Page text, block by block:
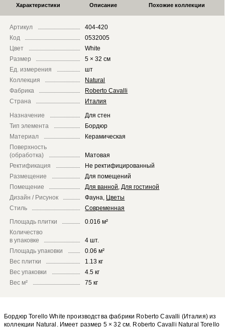
Характеристики Описание Похожие коллекции
Артикул
404-420
Код
0532005
Цвет
White
Размер
5 × 32 см
Ед. измерения
шт
Коллекция
Natural
Фабрика
Roberto Cavalli
Страна
Италия
Назначение
Для стен
Тип элемента
Бордюр
Материал
Керамическая
Поверхность
(обработка)
Матовая
Ректификация
Не ректифицированный
Размещение
Для помещений
Помещение
Для ванной Для гостиной
Дизайн / Рисунок
Фауна Цветы
Стиль
Современная
Площадь плитки
0.016 м²
Количество
в упаковке
4 шт.
Площадь упаковки
0.06 м²
Вес плитки
1.13 кг
Вес упаковки
4.5 кг
Вес м²
75 кг
Бордюр Torello White производства фабрики Roberto Cavalli (Италия) из
коллекции Natural. Имеет размер 5 × 32 см. Roberto Cavalli Natural Torello